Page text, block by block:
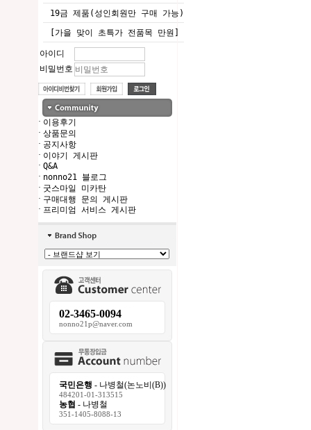
19금 제품(성인회원만 구매 가능)
[가을 맞이 초특가 전품목 만원]
아이디
비밀번호
· 이용후기
· 상품문의
· 공지사항
· 이야기 게시판
· Q&A
· nonno21 블로그
· 굿스마일 미카탄
· 구매대행 문의 게시판
· 프리미엄 서비스 게시판
02-3465-0094
nonno21p@naver.com
국민은행 - 나병철(논노비(B))
484201-01-313515
농협 - 나병철
351-1405-8088-13